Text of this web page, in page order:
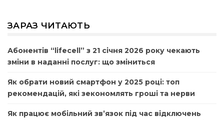
ЗАРАЗ ЧИТАЮТЬ
Абонентів “lifecell” з 21 січня 2026 року чекають
зміни в наданні послуг: що зміниться
Як обрати новий смартфон у 2025 році: топ
рекомендацій, які зекономлять гроші та нерви
Як працює мобільний зв’язок під час відключень